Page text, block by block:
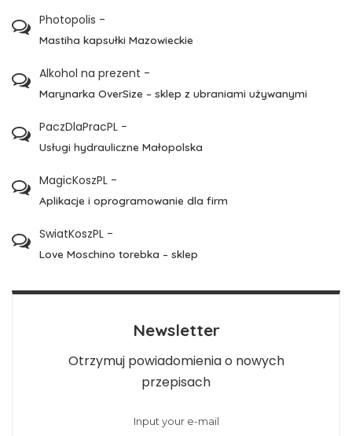
Photopolis -
Mastiha kapsułki Mazowieckie
Alkohol na prezent -
Marynarka OverSize – sklep z ubraniami używanymi
PaczDlaPracPL -
Usługi hydrauliczne Małopolska
MagicKoszPL -
Aplikacje i oprogramowanie dla firm
SwiatKoszPL -
Love Moschino torebka – sklep
Newsletter
Otrzymuj powiadomienia o nowych
przepisach